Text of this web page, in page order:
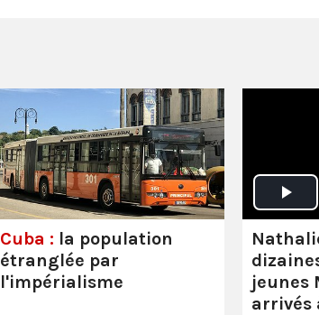
Cuba : la population
étranglée par
l'impérialisme
jeunes
arrivés